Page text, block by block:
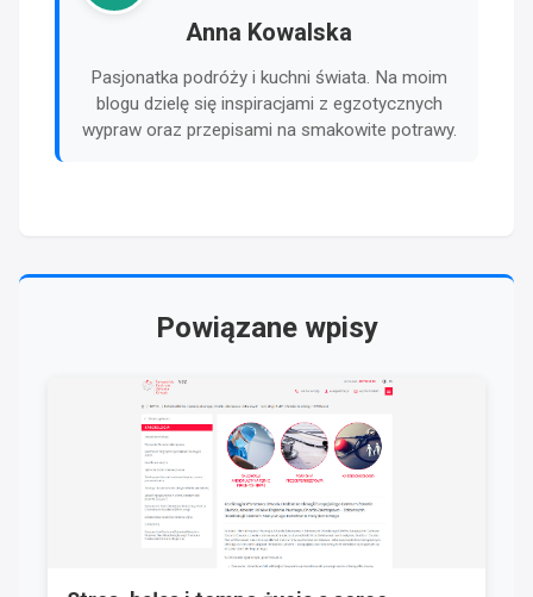
Anna Kowalska
Pasjonatka podróży i kuchni świata. Na moim
blogu dzielę się inspiracjami z egzotycznych
wypraw oraz przepisami na smakowite potrawy.
Powiązane wpisy